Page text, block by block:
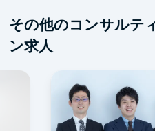
その他のコンサルテ
ン求人